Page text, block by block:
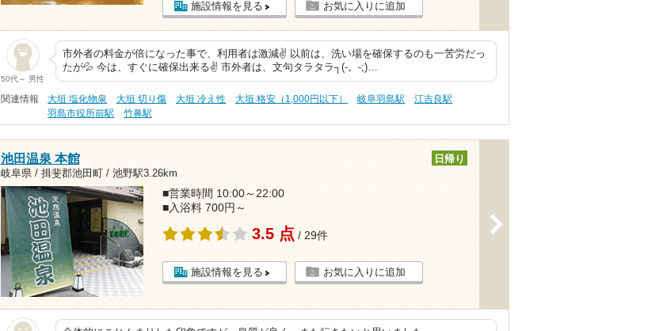
施設情報を見る お気に入りに追加
50代～ 男性
市外者の料金が倍になった事で、利用者は激減✌️ 以前は、洗い場を確保するのも一苦労だっ
たが💦 今は、すぐに確保出来る✌️ 市外者は、文句タラタラ┐(-。-;)…
関連情報 大垣 塩化物泉 大垣 切り傷 大垣 冷え性 大垣 格安（1,000円以下） 岐阜羽島駅
江吉良駅
羽島市役所前駅
竹鼻駅
池田温泉 本館
岐阜県 / 揖斐郡池田町 / 池野駅3.26km
日帰り
■営業時間 10:00～22:00
■入浴料 700円～
3.5 点 / 29件
施設情報を見る お気に入りに追加